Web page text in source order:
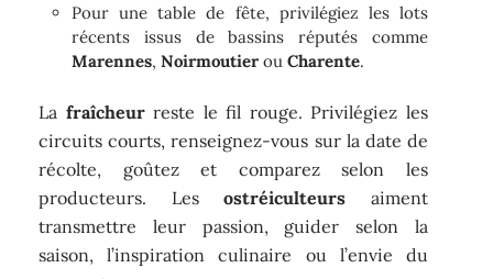
Pour une table de fête, privilégiez les lots
récents issus de bassins réputés comme
Marennes,Noirmoutier ouCharente.
La fraîcheurreste le fil rouge. Privilégiez les
circuits courts, renseignez-vous sur la date de
récolte, goûtez et comparez selon les
producteurs. Lesostréiculteurs aiment
transmettre leur passion, guider selon la
saison, l’inspiration culinaire ou l’envie du